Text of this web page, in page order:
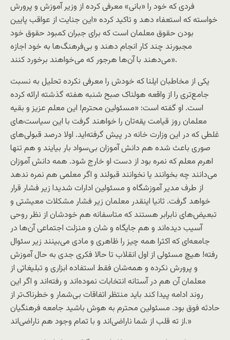
فردی که خود را «بانی» معرفی کرده از وزیر آموزش و پرورش
خواسته که استعفاء دهد و تاکید کرده «این جنایت از عواقب پایین
بودن حقوق معلمان است که برای جبران کمبود حقوق خود
مجبورند چند کار انجام دهند و بی‌فرهنگ‌ها به خود اجازه
می‌دهند با آن‌ها هرجور که می‌خواهند برخورد کنند».
یکی از مخاطبان ایلنا که خودش را معرفی نکرده تحلیل به نسبت
جامع‌تری را از واقعه هولناک صبح شنبه هفته گذشته ارائه کرده
است. او گفته است: «مسئولین محترم! این معلم عزیز و بقیه
معلمان روز قیامت یقه‌تان را خواهند گرفت با این سیاست‌های
غلطی که در این وزارت خانه در پیش گرفته‌اید. اولا درصد قبولی‌های
صوری باعث شده هم دانش آموزان بی‌سواد بار بیایند و هم تنها
اهرم معلم که نمره بود از دست او خارج شود. همه دانش آموزان
می‌دانند چه بخوانند یا نخوانند قبولند و اگر معلمی هم نمره ندهد
از طرف مدیر آموزشگاه و مسئولین ادارات شدیدا زیر فشار قرار
خواهد گرفت. ثانیا اینقدر معلمان زیر فشار مشکلات معیشتی و
تبعیض‌های نابرابر هستند که متاسفانه هم خودشان از نظر روحی
آسیب دیده‌اند و هم جایگاه و شان و منزلت اجتماعی آن‌ها در
جامعه‌ای که اکثرا همه چیز را ظاهری و مادی می‌بینند زیر سئوال
رفته! هیچ مسئولی از اول انقلاب تا حالا فکری جدی به حال آموزش
و پرورش نکرده و همه‌شان فقط استفاده ابزاری و تبلیغاتی از
معلمان آن هم در آستانه انتخابات نموده‌اند و رفته‌اند و اگر این
روند ادامه پیدا کند باید منتظر اتفاقات بی‌شمار و خطرناک‌تر از
حادثه فوق بود. مسئولین محترم به هوش باشید جامعه فرهنگیان
از ته قلب از شما ناراضی‌اند و با تمام وجود هم ناراضی‌اند.»